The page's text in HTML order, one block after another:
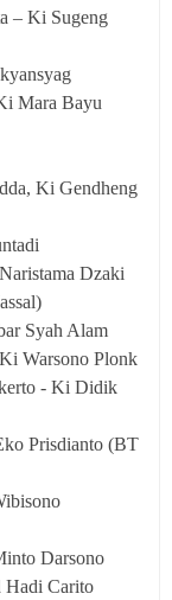
– Ki Sugeng
Mara Bayu
Ki Gendheng
Dzaki
Syah Alam
Warsono Plonk
- Ki Didik
Prisdianto (BT
Darsono
Hadi Carito